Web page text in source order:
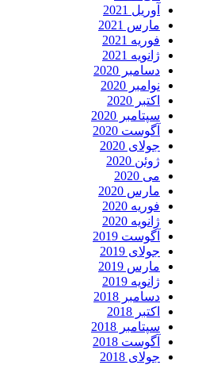
آوریل 2021
مارس 2021
فوریه 2021
ژانویه 2021
دسامبر 2020
نوامبر 2020
اکتبر 2020
سپتامبر 2020
آگوست 2020
جولای 2020
ژوئن 2020
می 2020
مارس 2020
فوریه 2020
ژانویه 2020
آگوست 2019
جولای 2019
مارس 2019
ژانویه 2019
دسامبر 2018
اکتبر 2018
سپتامبر 2018
آگوست 2018
جولای 2018